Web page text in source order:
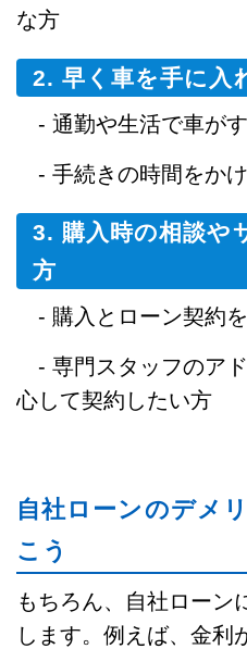
な方
2. 早く車を手に入
- 通勤や生活で車が
- 手続きの時間をか
3. 購入時の相談や
方
- 購入とローン契約
- 専門スタッフのア
心して契約したい方
自社ローンのデメ
こう
もちろん、自社ローン
します。例えば、金利